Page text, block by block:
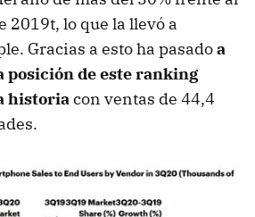
2019t, lo que la llevó a
Gracias a esto ha pasadoa
posición de este ranking
historiacon ventas de 44,4